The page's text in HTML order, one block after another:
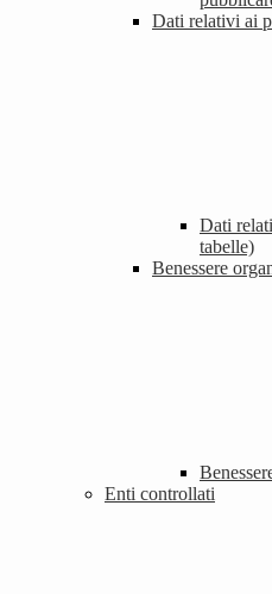
Dati relativi ai
Dati
tabelle)
Benessere
Enti controllati